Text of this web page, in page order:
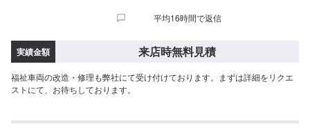
平均16時間で返信
実績金額 来店時無料見積
福祉車両の改造・修理も弊社にて受け付けております。まずは詳細をリクエ
ストにて、お待ちしております。